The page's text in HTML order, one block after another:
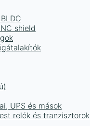
shield
UPS és mások
relék és tranzisztorok